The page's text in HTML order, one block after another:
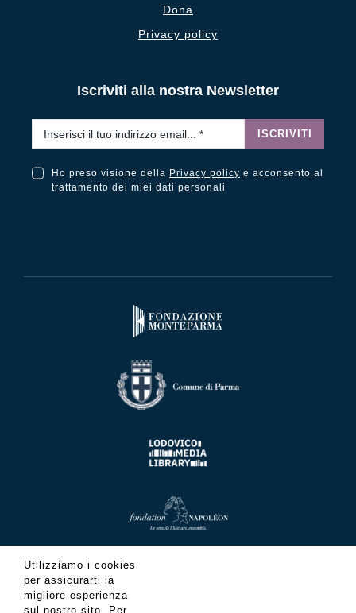
Dona
Privacy policy
Iscriviti alla nostra Newsletter
ISCRIVITI
Ho preso visione della Privacy policy e acconsento al
trattamento dei miei dati personali
Utilizziamo i cookies
per assicurarti la
migliore esperienza
sul nostro sito. Per